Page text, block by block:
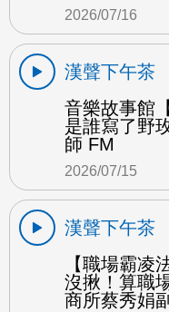
2026/07/16
漢聲下午茶
音樂故事館
是誰寫了野
師 FM
2026/07/15
漢聲下午茶
【職場霸凌
沒揪！算職
商所蔡秀娟